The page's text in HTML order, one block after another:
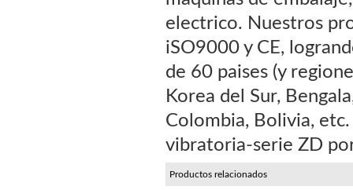
electrico. Nuestros
iSO9000 y CE,
de 60 paises (y
Korea del Sur,
Colombia, Bolivia,
vibratoria-serie ZD
Productos relacionados